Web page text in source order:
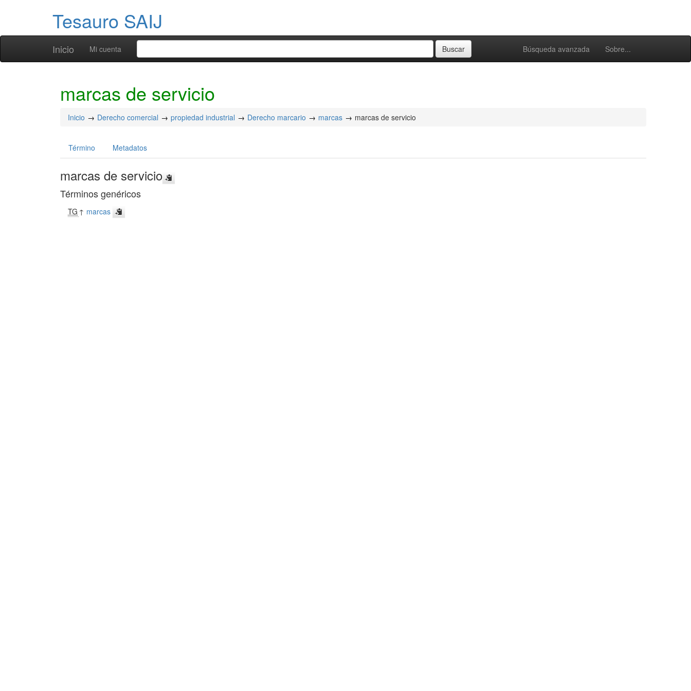
Tesauro SAIJ
Inicio Búsqueda avanzada Sobre...
Mi cuenta
marcas de servicio
Inicio Derecho comercial propiedad industrial Derecho marcario marcas marcas de servicio
Término Metadatos
marcas de servicio
Términos genéricos
TG ↑ marcas